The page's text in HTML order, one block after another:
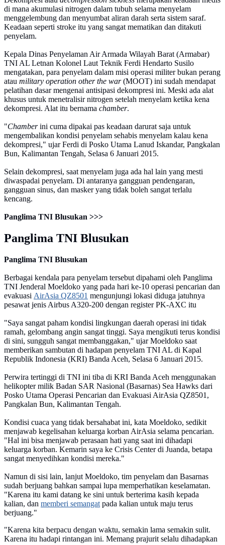
di mana akumulasi nitrogen dalam tubuh selama menyelam
menggelembung dan menyumbat aliran darah serta sistem saraf.
Keadaan seperti stroke itu yang sangat mematikan dan ditakuti
penyelam.
Kepala Dinas Penyelaman Air Armada Wilayah Barat (Armabar)
TNI AL Letnan Kolonel Laut Teknik Ferdi Hendarto Susilo
mengatakan, para penyelam dalam misi operasi militer bukan perang
atau military operation other the war(MOOT) ini sudah mendapat
pelatihan dasar mengenai antisipasi dekompresi ini. Meski ada alat
khusus untuk menetralisir nitrogen setelah menyelam ketika kena
dekompresi. Alat itu bernama chamber.
"Chamberini cuma dipakai pas keadaan darurat saja untuk
mengembalikan kondisi penyelam sehabis menyelam kalau kena
dekompresi," ujar Ferdi di Posko Utama Lanud Iskandar, Pangkalan
Bun, Kalimantan Tengah, Selasa 6 Januari 2015.
Selain dekompresi, saat menyelam juga ada hal lain yang mesti
diwaspadai penyelam. Di antaranya gangguan pendengaran,
gangguan sinus, dan masker yang tidak boleh sangat terlalu
kencang.
Panglima TNI Blusukan >>>
Panglima TNI Blusukan
Panglima TNI Blusukan
Berbagai kendala para penyelam tersebut dipahami oleh Panglima
TNI Jenderal Moeldoko yang pada hari ke-10 operasi pencarian dan
evakuasi AirAsia QZ8501 mengunjungi lokasi diduga jatuhnya
pesawat jenis Airbus A320-200 dengan register PK-AXC itu
"Saya sangat paham kondisi lingkungan daerah operasi ini tidak
ramah, gelombang angin sangat tinggi. Saya mengikuti terus kondisi
di sini, sungguh sangat membanggakan," ujar Moeldoko saat
memberikan sambutan di hadapan penyelam TNI AL di Kapal
Republik Indonesia (KRI) Banda Aceh, Selasa 6 Januari 2015.
Perwira tertinggi di TNI ini tiba di KRI Banda Aceh menggunakan
helikopter milik Badan SAR Nasional (Basarnas) Sea Hawks dari
Posko Utama Operasi Pencarian dan Evakuasi AirAsia QZ8501,
Pangkalan Bun, Kalimantan Tengah.
Kondisi cuaca yang tidak bersahabat ini, kata Moeldoko, sedikit
menjawab kegelisahan keluarga korban AirAsia selama pencarian.
"Hal ini bisa menjawab perasaan hati yang saat ini dihadapi
keluarga korban. Kemarin saya ke Crisis Center di Juanda, betapa
sangat menyedihkan kondisi mereka."
Namun di sisi lain, lanjut Moeldoko, tim penyelam dan Basarnas
sudah berjuang bahkan sampai lupa memperhatikan keselamatan.
"Karena itu kami datang ke sini untuk berterima kasih kepada
kalian, dan memberi semangat pada kalian untuk maju terus
berjuang."
"Karena kita berpacu dengan waktu, semakin lama semakin sulit.
Karena itu hadapi rintangan ini. Memang prajurit selalu dihadapkan